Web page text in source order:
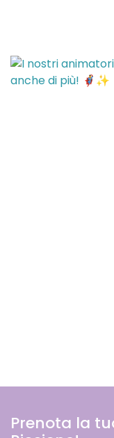
Prenota la